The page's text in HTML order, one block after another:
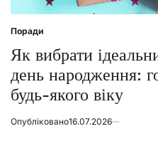
Posted
in
Поради
Як вибрати
день народження:
будь-якого віку
Опубліковано16.07.2026